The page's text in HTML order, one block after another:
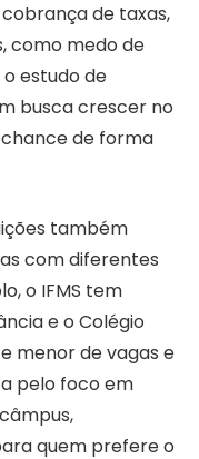
de taxas,
como medo de
estudo de
busca crescer no
de forma
também
com diferentes
o IFMS tem
e o Colégio
menor de vagas e
pelo foco em
quem prefere o